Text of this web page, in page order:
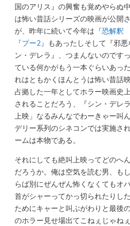
国のアリス』の興奮も覚めやらぬ
は怖い昔話シリーズの映画が公開
が、昨年に続いて今年は 『恐解釈
『プー2』 もあったしそして『邪
ン・デレラ』、つまんないのです
ている何かがもう一本ぐらいあっ
れはともかくほんとうは怖い昔話
占拠した一年としてホラー映画史
されることだろう、『シン・デレ
上映」なるみんなでわーきゃー叫
デリー系列のシネコンでは実施さ
ームは本物である。
それにしても絶叫上映ってどのへ
だろうか。俺は空気を読む男、も
らば別にぜんぜん怖くなくてもオ
首がシャーってかっ切られたりし
ためにキャーと叫ぶがわりと最後
のホラー見せ場出てこねぇじゃね